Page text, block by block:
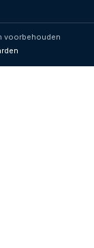
voorbehouden